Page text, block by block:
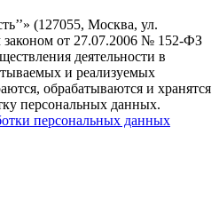
(127055, Москва, ул.
законом от 27.07.2006 № 152-ФЗ
деятельности в
и реализуемых
обрабатываются и хранятся
персональных данных.
персональных данных